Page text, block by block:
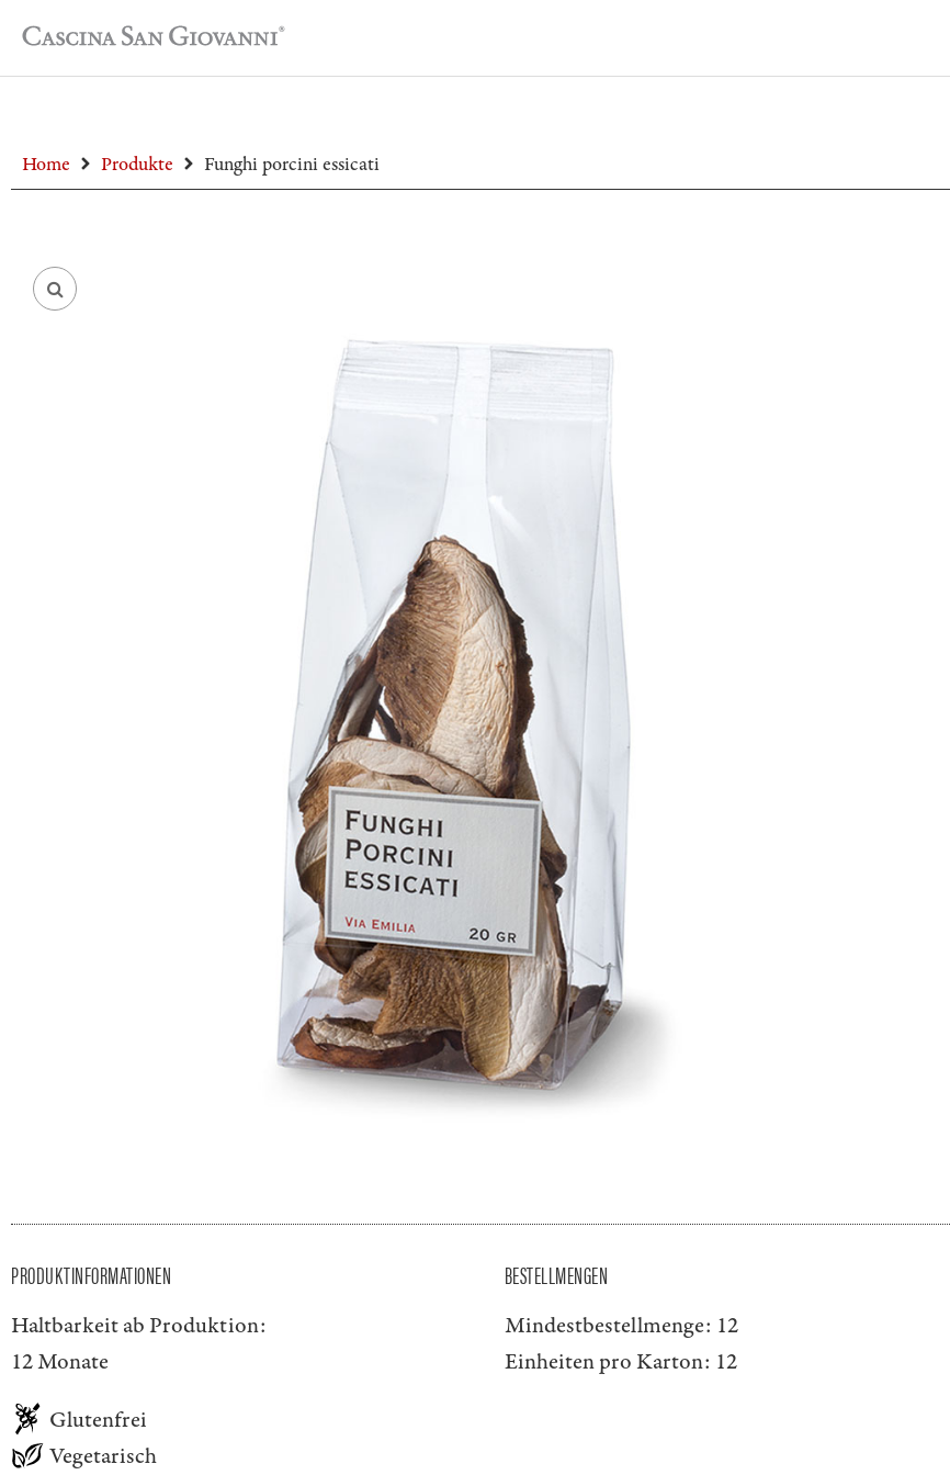
Home Produkte Funghi porcini essicati
PRODUKTINFORMATIONEN
Haltbarkeit ab Produktion:
12 Monate
Glutenfrei
Vegetarisch
BESTELLMENGEN
Mindestbestellmenge: 12
Einheiten pro Karton: 12